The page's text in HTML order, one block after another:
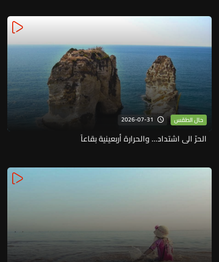
حال الطقس 2026-07-31
الحرّ الى اشتداد... والحرارة أربعينية بقاعاً